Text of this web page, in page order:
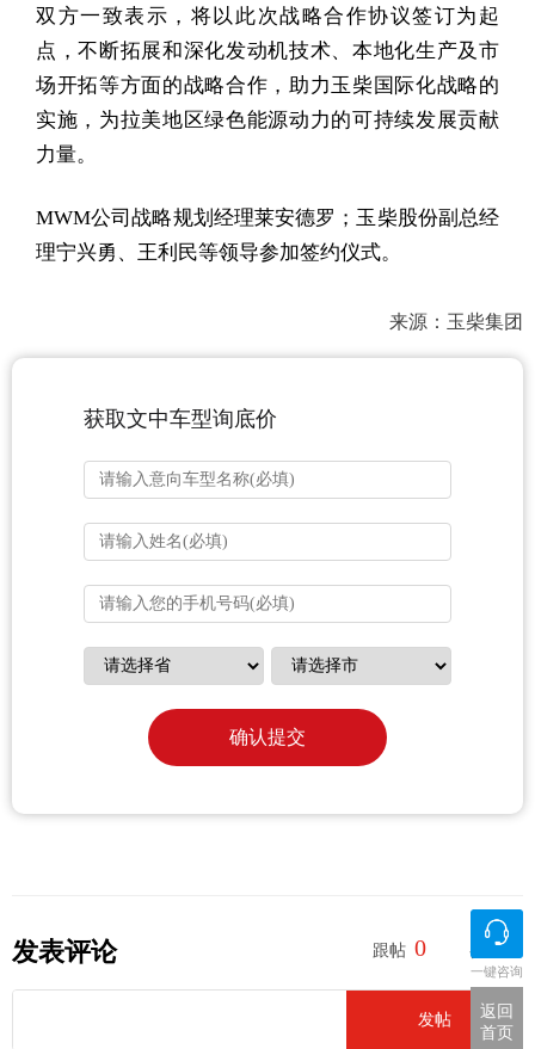
双方一致表示，将以此次战略合作协议签订为起
点，不断拓展和深化发动机技术、本地化生产及市
场开拓等方面的战略合作，助力玉柴国际化战略的
实施，为拉美地区绿色能源动力的可持续发展贡献
力量。
MWM公司战略规划经理莱安德罗；玉柴股份副总经
理宁兴勇、王利民等领导参加签约仪式。
来源：玉柴集团
获取文中车型询底价
确认提交
发表评论 跟帖 0 参与
发帖
一键咨询
返回
首页